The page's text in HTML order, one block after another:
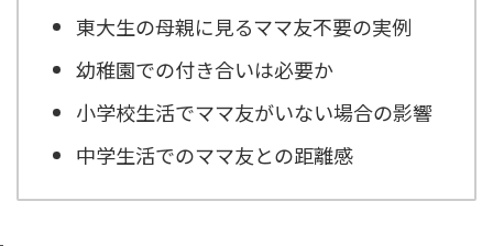
東大生の母親に見るママ友不要の実例
幼稚園での付き合いは必要か
小学校生活でママ友がいない場合の影響
中学生活でのママ友との距離感